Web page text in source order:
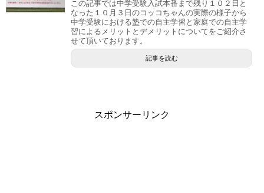
この記事では中学受験入試本番まで残り１０２日と
なった１０月３日のコッコちゃんの実際の様子から
中学受験における塾での自主学習と家庭での自主学
習によるメリットとデメリットについてをご紹介さ
せて頂いております。
記事を読む
スポンサーリンク